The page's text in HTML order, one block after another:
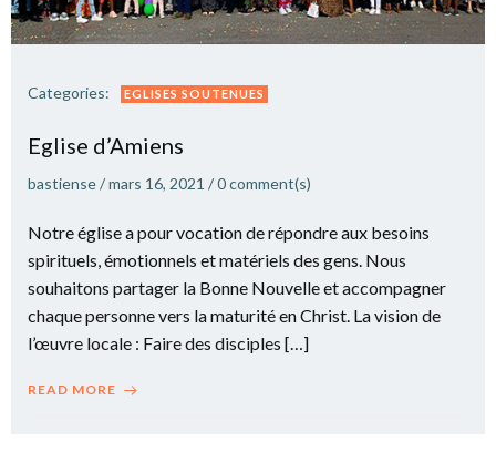
Categories: EGLISES SOUTENUES
Eglise d’Amiens
bastiense/mars 16, 2021 /0comment(s)
Notre église a pour vocation de répondre aux besoins
spirituels, émotionnels et matériels des gens. Nous
souhaitons partager la Bonne Nouvelle et accompagner
chaque personne vers la maturité en Christ. La vision de
l’œuvre locale : Faire des disciples […]
READ MORE